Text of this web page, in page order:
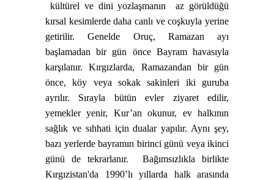
kültürel ve dini yozlaşmanın
az görüldüğü
kırsal kesimlerde daha canlı ve coşkuyla yerine
getirilir. Genelde Oruç, Ramazan ayı
başlamadan bir gün önce Bayram havasıyla
karşılanır. Kırgızlarda, Ramazandan bir gün
önce, köy veya sokak sakinleri iki guruba
ayrılır. Sırayla bütün evler ziyaret edilir,
yemekler yenir, Kur’an okunur, ev halkının
sağlık ve sıhhati için dualar yapılır. Aynı şey,
bazı yerlerde bayramın birinci günü veya ikinci
günü de tekrarlanır.
Bağımsızlıkla birlikte
Kırgızistan'da 1990’lı yıllarda halk arasında